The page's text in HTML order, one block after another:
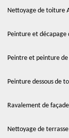
Nettoyage de toiture
Peinture et décapage
Peintre et peinture
Peinture dessous de
Ravalement de
Nettoyage de